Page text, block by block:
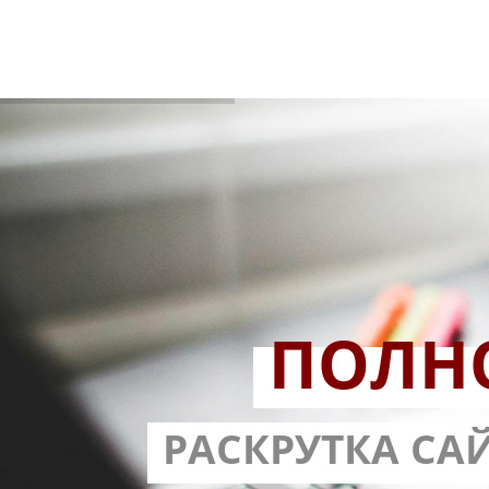
С
РАСКРУТКА